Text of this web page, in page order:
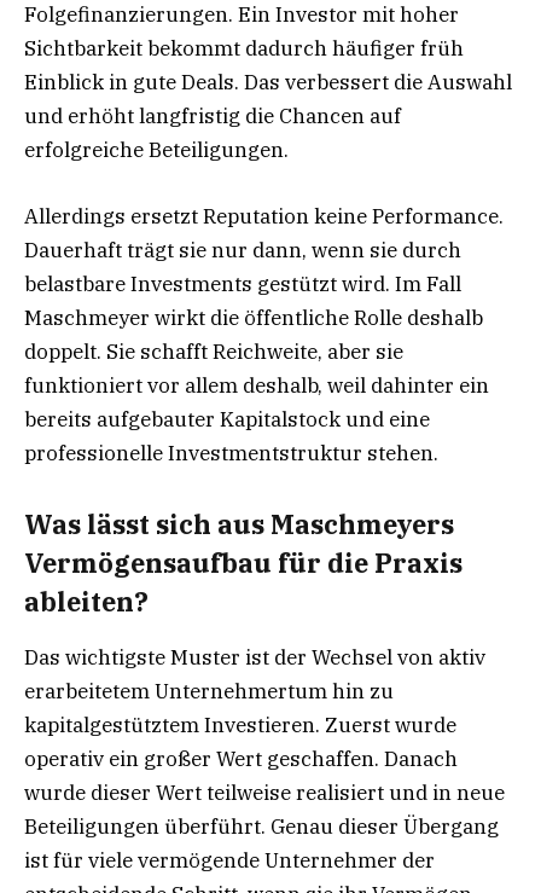
Folgefinanzierungen. Ein Investor mit hoher
Sichtbarkeit bekommt dadurch häufiger früh
Einblick in gute Deals. Das verbessert die Auswahl
und erhöht langfristig die Chancen auf
erfolgreiche Beteiligungen.
Allerdings ersetzt Reputation keine Performance.
Dauerhaft trägt sie nur dann, wenn sie durch
belastbare Investments gestützt wird. Im Fall
Maschmeyer wirkt die öffentliche Rolle deshalb
doppelt. Sie schafft Reichweite, aber sie
funktioniert vor allem deshalb, weil dahinter ein
bereits aufgebauter Kapitalstock und eine
professionelle Investmentstruktur stehen.
Was lässt sich aus Maschmeyers
Vermögensaufbau für die Praxis
ableiten?
Das wichtigste Muster ist der Wechsel von aktiv
erarbeitetem Unternehmertum hin zu
kapitalgestütztem Investieren. Zuerst wurde
operativ ein großer Wert geschaffen. Danach
wurde dieser Wert teilweise realisiert und in neue
Beteiligungen überführt. Genau dieser Übergang
ist für viele vermögende Unternehmer der